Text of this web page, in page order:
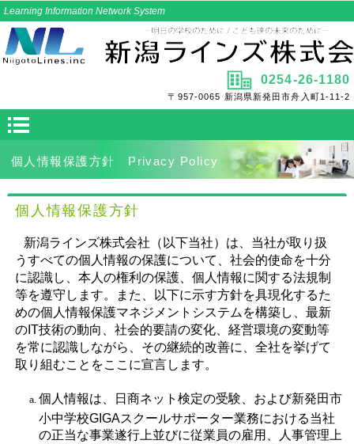
Learning Information Network System
0254-26-1180
〒957-0065 新潟県新発田市舟入町1-11-2
個人情報保護方針 Privacy Policy
個人情報保護方針
新潟ラインズ株式会社（以下当社）は、当社が取り扱
うすべての個人情報の保護について、社会的使命を十分
に認識し、本人の権利の保護、個人情報に関する法規制
等を遵守します。また、以下に示す方針を具現化するた
めの個人情報保護マネジメントシステムを構築し、最新
のIT技術の動向、社会的要請の変化、経営環境の変動等
を常に認識しながら、その継続的改善に、全社を挙げて
取り組むことをここに宣言します。
個人情報は、日商ネット検定の受験、および新発田市
小中学校GIGAスクールサポーター業務における当社
の正当な事業遂行上並びに従業員の雇用、人事管理上